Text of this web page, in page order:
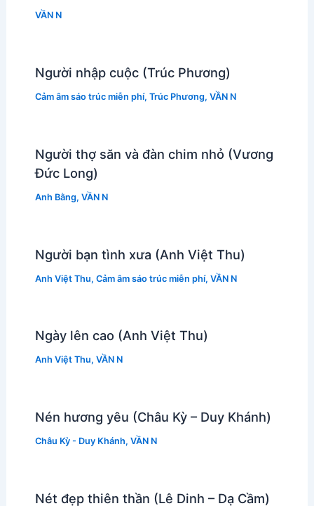
VẦN N
Người nhập cuộc (Trúc Phương)
Cảm âm sáo trúc miễn phí, Trúc Phương, VẦN N
Người thợ săn và đàn chim nhỏ (Vương
Đức Long)
Anh Bằng, VẦN N
Người bạn tình xưa (Anh Việt Thu)
Anh Việt Thu, Cảm âm sáo trúc miễn phí, VẦN N
Ngày lên cao (Anh Việt Thu)
Anh Việt Thu, VẦN N
Nén hương yêu (Châu Kỳ – Duy Khánh)
Châu Kỳ - Duy Khánh, VẦN N
Nét đẹp thiên thần (Lê Dinh – Dạ Cầm)